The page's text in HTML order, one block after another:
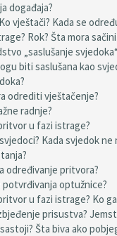
događaja?
vještači? Kada se
Rok? Šta mora
„saslušanje
biti saslušana kao
odrediti vještačenje?
radnje?
u fazi istrage?
Kada svjedok
određivanje pritvora?
potvrđivanja optužnice?
u fazi istrage? Ko
prisustva?
Šta biva ako